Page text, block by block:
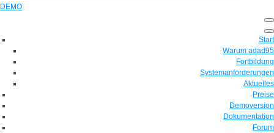
DEMO
Start
Warum adad95
Fortbildung
Systemanforderungen
Aktuelles
Preise
Demoversion
Dokumentation
Forum